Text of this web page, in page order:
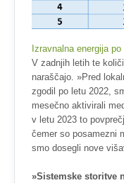
Izravnalna energija
V zadnjih letih te
naraščajo. »Pred
zgodil po letu 2022,
mesečno aktivirali
v letu 2023 to
čemer so posamezni
smo dosegli nove
»Sistemske storitve